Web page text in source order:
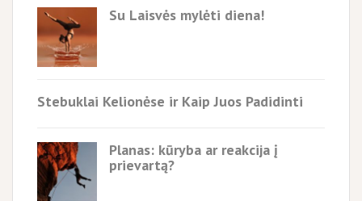
Su Laisvės mylėti diena!
Stebuklai Kelionėse ir Kaip Juos Padidinti
Planas: kūryba ar reakcija į
prievartą?